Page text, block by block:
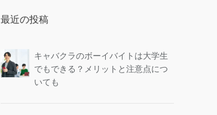
最近の投稿
キャバクラのボーイバイトは大学生
でもできる？メリットと注意点につ
いても